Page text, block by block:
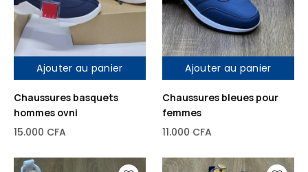
Ajouter au panier
Chaussures basquets
hommes ovni
15.000 CFA
Ajouter au panier
Chaussures bleues pour
femmes
11.000 CFA